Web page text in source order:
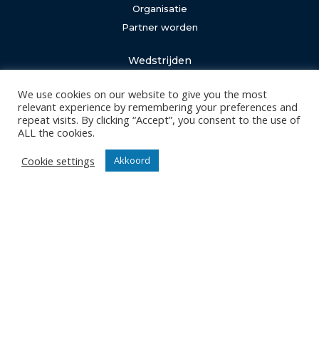
Organisatie
Partner worden
Wedstrijden
Abonnementen
Contact
Events
We use cookies on our website to give you the most
relevant experience by remembering your preferences and
repeat visits. By clicking “Accept”, you consent to the use of
ALL the cookies.
Cookie settings
Akkoord